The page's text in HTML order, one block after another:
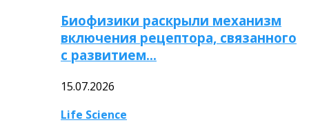
Биофизики раскрыли механизм
включения рецептора, связанного
с развитием…
15.07.2026
Life Science